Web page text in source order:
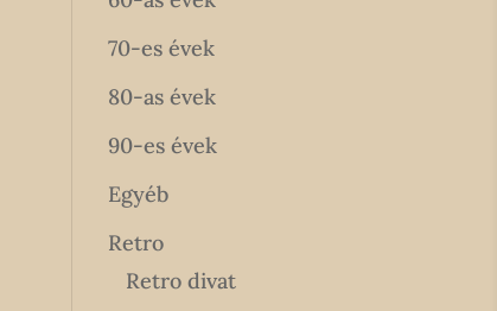
70-es évek
80-as évek
90-es évek
Egyéb
Retro
Retro divat